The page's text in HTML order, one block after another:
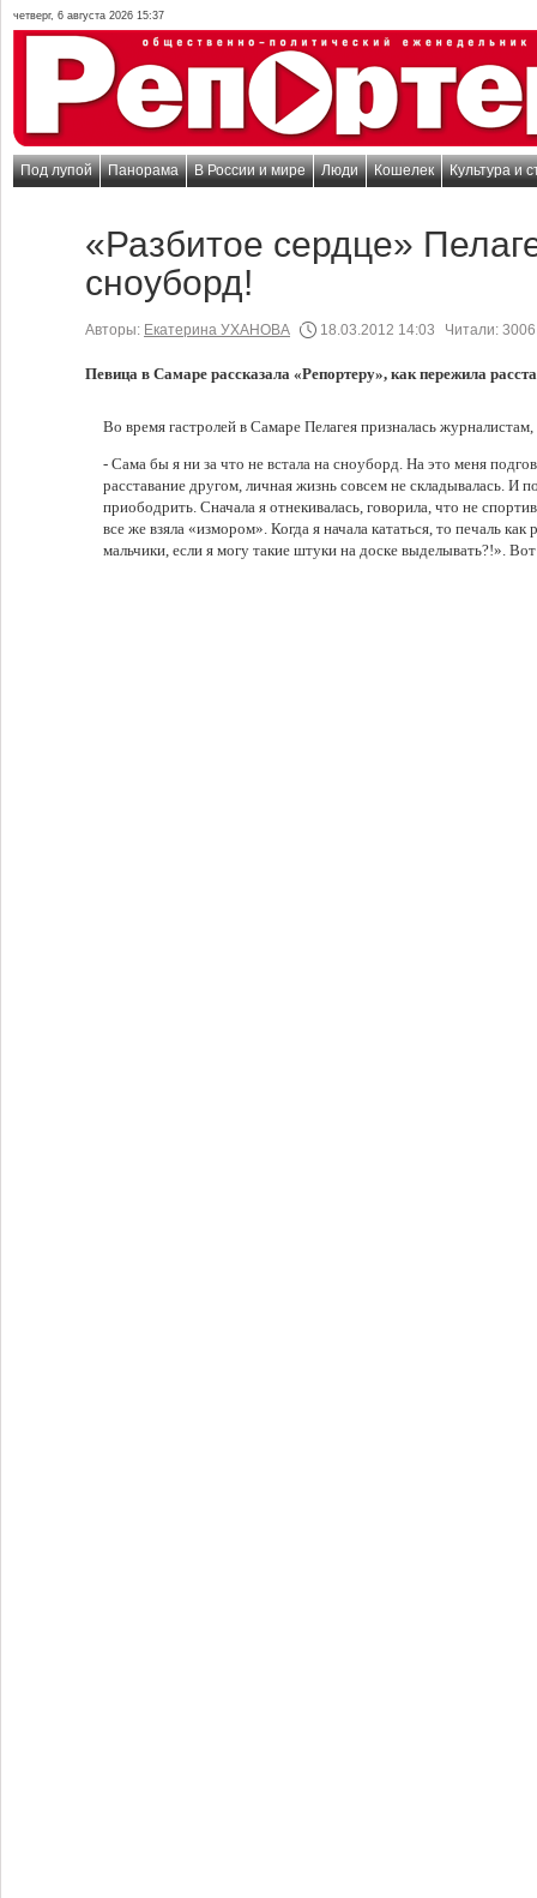
четверг, 6 августа 2026 15:37
Под лупой Панорама В России и мире Люди Кошелек Культура и
«Разбитое сердце»
сноуборд!
Авторы: Екатерина УХАНОВА 18.03.2012 14:03 Читали: 3006
Певица в Самаре рассказала «Репортеру», как пережила
Во время гастролей в Самаре Пелагея призналась
- Сама бы я ни за что не встала на сноуборд. На это меня
расставание другом, личная жизнь совсем не складывалась. И
приободрить. Сначала я отнекивалась, говорила, что не
все же взяла «измором». Когда я начала кататься, то печаль
мальчики, если я могу такие штуки на доске выделывать?!».